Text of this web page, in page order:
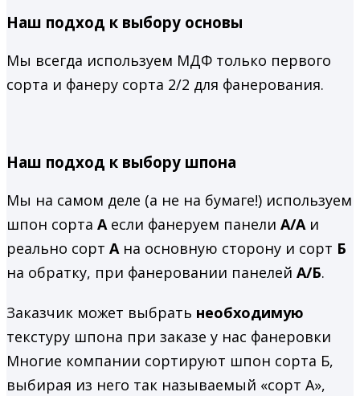
Наш подход к выбору основы
Мы всегда используем МДФ только первого
сорта и фанеру сорта 2/2 для фанерования.
Наш подход к выбору шпона
Мы на самом деле (а не на бумаге!) используем
шпон сорта Аесли фанеруем панели А/Аи
реально сорт Ана основную сторону и сорт Б
на обратку, при фанеровании панелей А/Б.
Заказчик может выбрать необходимую
текстуру шпона при заказе у нас фанеровки
Многие компании сортируют шпон сорта Б,
выбирая из него так называемый «сорт А»,